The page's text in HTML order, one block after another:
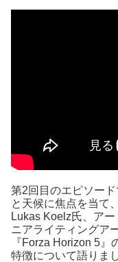
第2回目のエピソー
と天候に焦点を当て
Lukas Koelz氏、ア
ニアライティングア
『Forza Horizon 5
特徴について語りま